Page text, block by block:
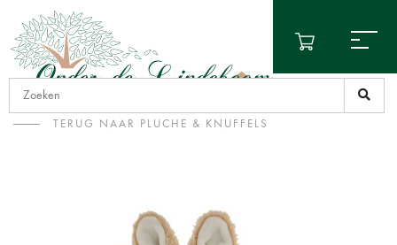
TERUG NAAR PLUCHE & KNUFFELS